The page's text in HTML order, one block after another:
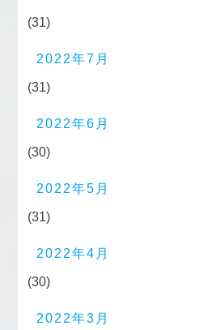
(31)
2022年7月
(31)
2022年6月
(30)
2022年5月
(31)
2022年4月
(30)
2022年3月